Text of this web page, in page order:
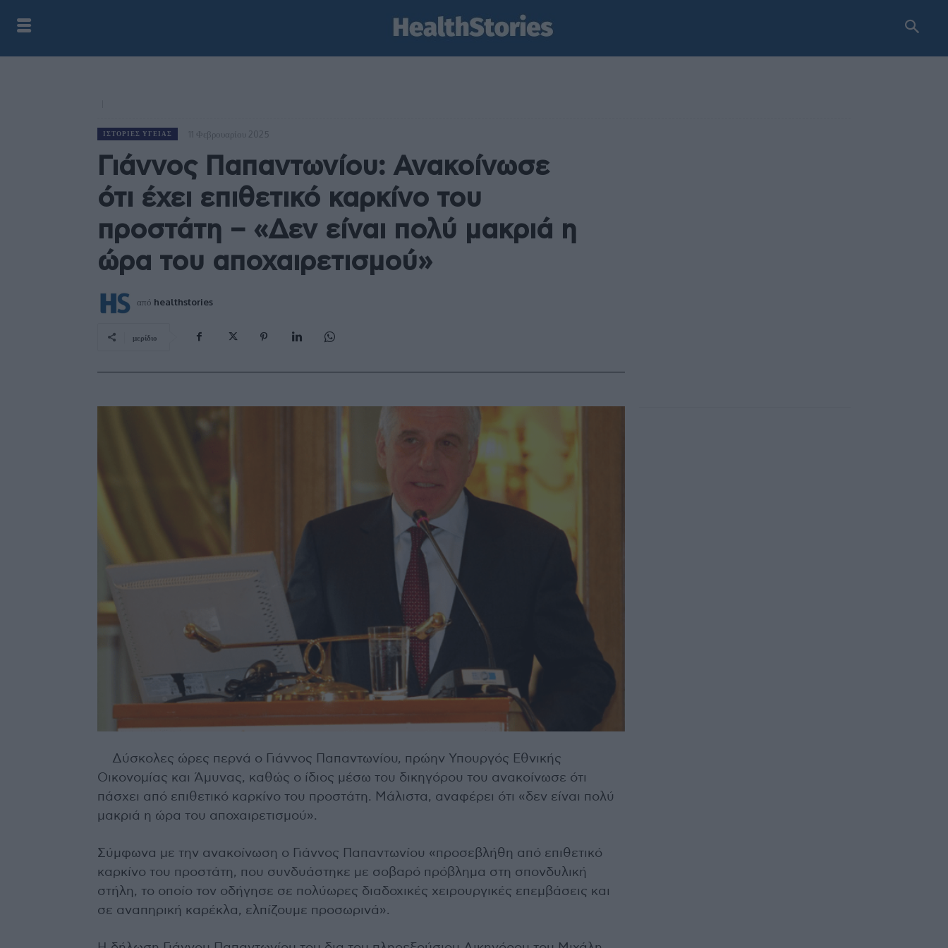
ΙΣΤΟΡΊΕΣ ΥΓΕΊΑΣ 11 Φεβρουαρίου 2025
Γιάννος Παπαντωνίου: Ανακοίνωσε
ότι έχει επιθετικό καρκίνο του
προστάτη – «Δεν είναι πολύ μακριά η
ώρα του αποχαιρετισμού»
από healthstories
μερίδιο
Δύσκολες ώρες περνά ο Γιάννος Παπαντωνίου, πρώην Υπουργός Εθνικής
Οικονομίας και Άμυνας, καθώς ο ίδιος μέσω του δικηγόρου του ανακοίνωσε ότι
πάσχει από επιθετικό καρκίνο του προστάτη. Μάλιστα, αναφέρει ότι «δεν είναι πολύ
μακριά η ώρα του αποχαιρετισμού».
Σύμφωνα με την ανακοίνωση ο Γιάννος Παπαντωνίου «προσεβλήθη από επιθετικό
καρκίνο του προστάτη, που συνδυάστηκε με σοβαρό πρόβλημα στη σπονδυλική
στήλη, το οποίο τον οδήγησε σε πολύωρες διαδοχικές χειρουργικές επεμβάσεις και
σε αναπηρική καρέκλα, ελπίζουμε προσωρινά».